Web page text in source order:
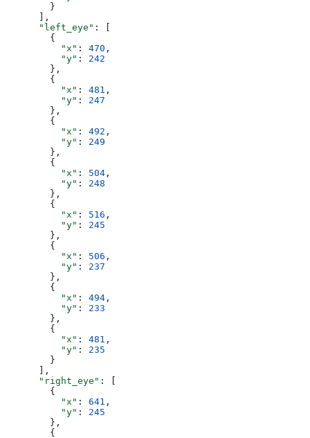
        }
      ],
      "left_eye"
: [
        {
          "x"
: 470 ,
          "y"
: 242
        },
        {
          "x"
: 481 ,
          "y"
: 247
        },
        {
          "x"
: 492 ,
          "y"
: 249
        },
        {
          "x"
: 504 ,
          "y"
: 248
        },
        {
          "x"
: 516 ,
          "y"
: 245
        },
        {
          "x"
: 506 ,
          "y"
: 237
        },
        {
          "x"
: 494 ,
          "y"
: 233
        },
        {
          "x"
: 481 ,
          "y"
: 235
        }
      ],
      "right_eye"
: [
        {
          "x"
: 641 ,
          "y"
: 245
        },
        {